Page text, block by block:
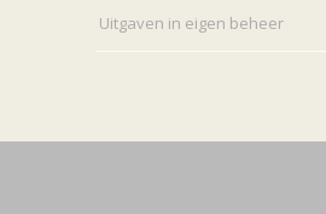
Uitgaven in eigen beheer